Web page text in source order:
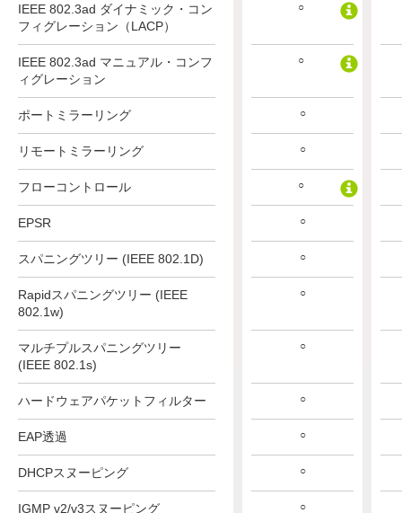
IEEE 802.3ad ダイナミック・コン
フィグレーション（LACP）
IEEE 802.3ad マニュアル・コンフ
ィグレーション
ポートミラーリング
リモートミラーリング
フローコントロール
EPSR
スパニングツリー (IEEE 802.1D)
Rapidスパニングツリー (IEEE
802.1w)
マルチプルスパニングツリー
(IEEE 802.1s)
ハードウェアパケットフィルター
EAP透過
DHCPスヌーピング
IGMP v2/v3スヌーピング
○
○
○
○
○
○
○
○
○
○
○
○
○
○
○
○
○
○
○
○
○
○
○
○
○
○
○
○
○
○
○
○